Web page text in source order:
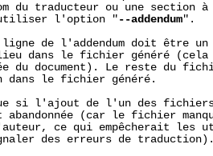
du traducteur ou une section
l'option "
--addendum".
de l'addendum doit être
dans le fichier généré
du document). Le reste du
dans le fichier généré.
si l'ajout de l'un des
abandonnée (car le fichier
ce qui empêcherait les
des erreurs de